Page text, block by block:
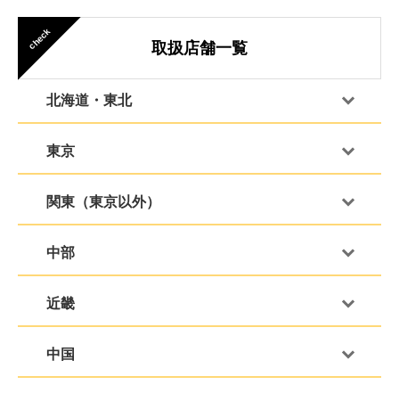
check 取扱店舗一覧
北海道・東北
東京
関東（東京以外）
中部
近畿
中国